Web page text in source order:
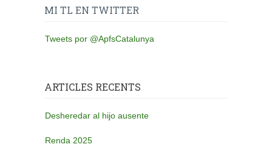
MI TL EN TWITTER
Tweets por @ApfsCatalunya
ARTICLES RECENTS
Desheredar al hijo ausente
Renda 2025